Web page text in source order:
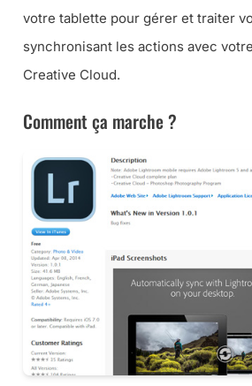
votre tablette pour gérer et traiter
synchronisant les actions avec
Creative Cloud.
Comment ça marche ?